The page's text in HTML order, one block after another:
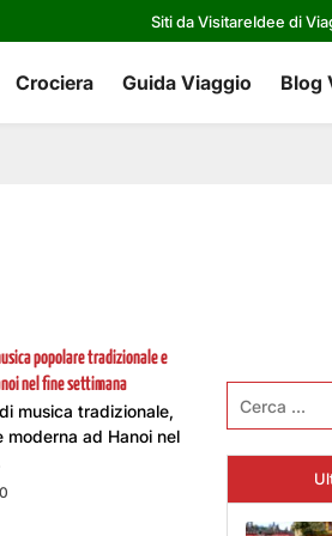
Siti da VisitareIdee di
Crociera Guida Viaggio Blog
popolare tradizionale e
nel fine settimana
musica tradizionale,
moderna ad Hanoi nel
per: